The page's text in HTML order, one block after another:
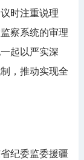
时注重说理
察系统的审理
起以严实深
，推动实现全
纪委监委援疆